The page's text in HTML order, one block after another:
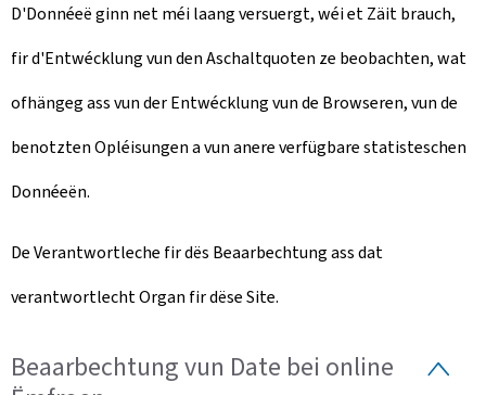
D'Donnéeë ginn net méi laang versuergt, wéi et Zäit brauch,
fir d'Entwécklung vun den Aschaltquoten ze beobachten, wat
ofhängeg ass vun der Entwécklung vun de Browseren, vun de
benotzten Opléisungen a vun anere verfügbare statisteschen
Donnéeën.
De Verantwortleche fir dës Beaarbechtung ass dat
verantwortlecht Organ fir dëse Site.
Beaarbechtung vun Date bei online